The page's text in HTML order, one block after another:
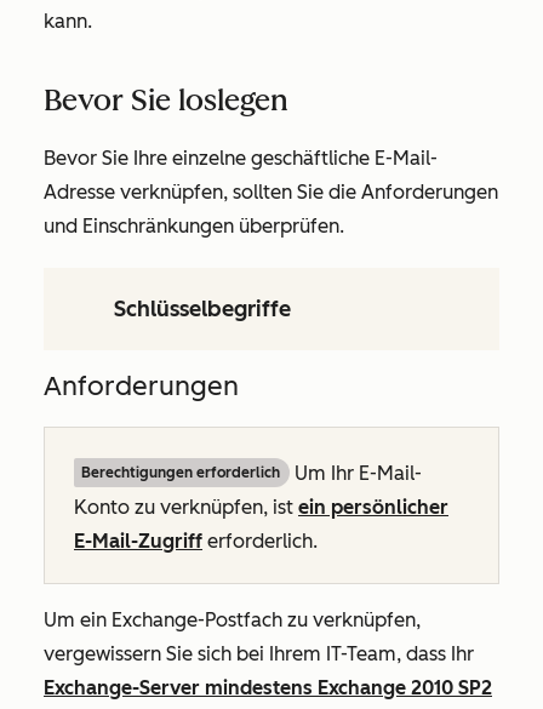
kann.
Bevor Sie loslegen
Bevor Sie Ihre einzelne geschäftliche E-Mail-
Adresse verknüpfen, sollten Sie die Anforderungen
und Einschränkungen überprüfen.
Schlüsselbegriffe
Anforderungen
Berechtigungen erforderlich
Um Ihr E-Mail-
Konto zu verknüpfen, ist ein persönlicher
E-Mail-Zugriff erforderlich.
Um ein Exchange-Postfach zu verknüpfen,
vergewissern Sie sich bei Ihrem IT-Team, dass Ihr
Exchange-Server mindestens Exchange 2010 SP2